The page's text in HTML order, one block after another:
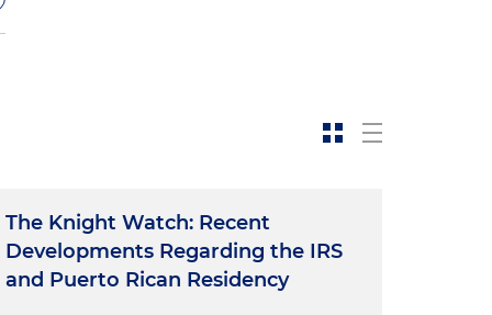
The Knight Watch: Recent
Developments Regarding the IRS
and Puerto Rican Residency